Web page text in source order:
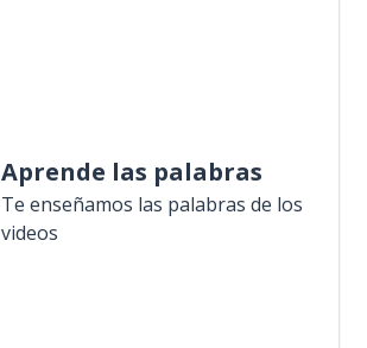
Aprende las palabras
Te enseñamos las palabras de los
videos